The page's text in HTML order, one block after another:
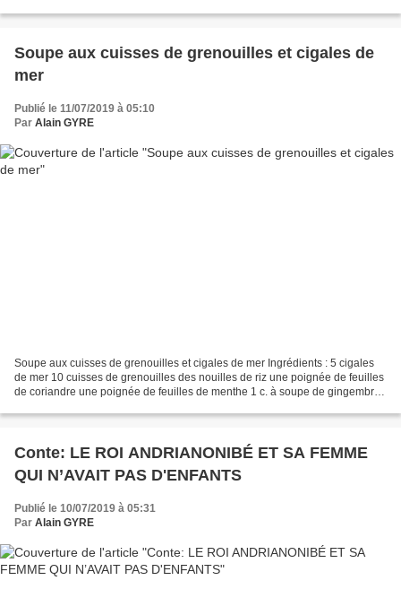
Soupe aux cuisses de grenouilles et cigales de
mer
Publié le 11/07/2019 à 05:10
Par Alain GYRE
Soupe aux cuisses de grenouilles et cigales de mer Ingrédients : 5 cigales
de mer 10 cuisses de grenouilles des nouilles de riz une poignée de feuilles
de coriandre une poignée de feuilles de menthe 1 c. à soupe de gingembre
Conte: LE ROI ANDRIANONIBÉ ET SA FEMME
QUI N’AVAIT PAS D'ENFANTS
Publié le 10/07/2019 à 05:31
Par Alain GYRE